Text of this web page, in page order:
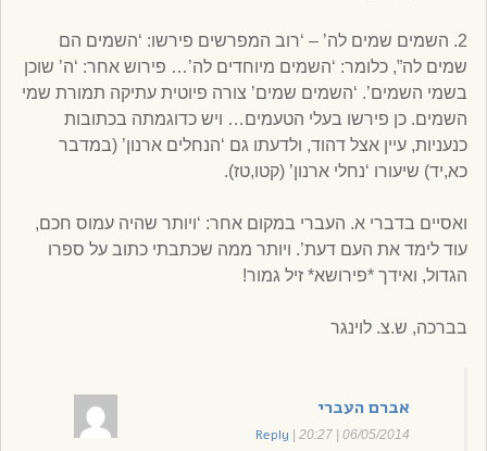
2. השמים שמים לה’ – ‘רוב המפרשים פירשו: ‘השמים הם
שמים לה”, כלומר: ‘השמים מיוחדים לה’… פירוש אחר: ‘ה’ שוכן
בשמי השמים’. ‘השמים שמים’ צורה פיוטית עתיקה תמורת שמי
השמים. כן פירשו בעלי הטעמים… ויש כדוגמתה בכתובות
כנעניות, עיין אצל דהוד, ולדעתו גם ‘הנחלים ארנון’ (במדבר
כא,יד) שיעורו ‘נחלי ארנון’ (קטו,טז).
ואסיים בדברי א. העברי במקום אחר: ‘ויותר שהיה עמוס חכם,
עוד לימד את העם דעת’. ויותר ממה שכתבתי כתוב על ספרו
הגדול, ואידך *פירושא* זיל גמור!
בברכה, ש.צ. לוינגר
אברם העברי
06/05/2014 | 20:27
Reply